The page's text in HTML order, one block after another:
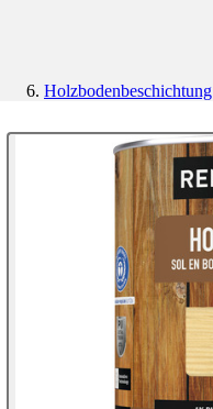
Holzbodenbeschichtung